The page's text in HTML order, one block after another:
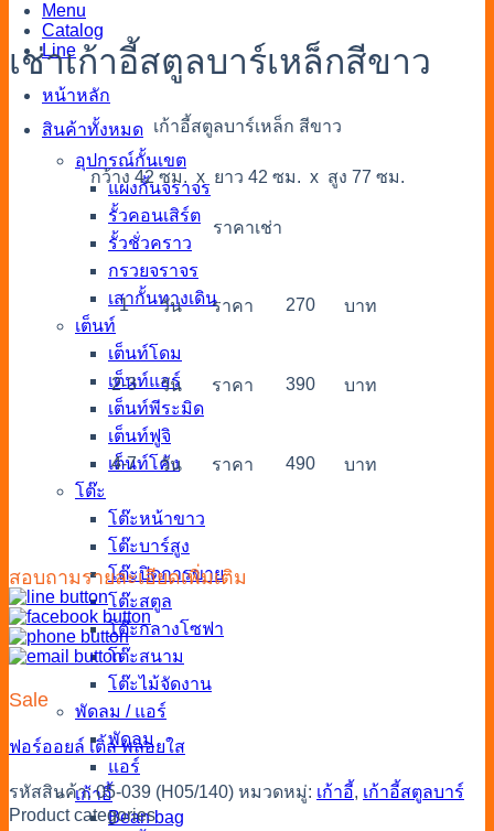
Menu
Catalog
Line
หน้าหลัก
สินค้าทั้งหมด
อุปกรณ์กั้นเขต
แผงกั้นจราจร
รั้วคอนเสิร์ต
รั้วชั่วคราว
กรวยจราจร
เสากั้นทางเดิน
เต็นท์
เต็นท์โดม
เต็นท์แอร์
เต็นท์พีระมิด
เต็นท์ฟูจิ
เต็นท์โค้ง
โต๊ะ
โต๊ะหน้าขาว
โต๊ะบาร์สูง
โต๊ะปิดการขาย
โต๊ะสตูล
โต๊ะกลางโซฟา
โต๊ะสนาม
โต๊ะไม้จัดงาน
พัดลม / แอร์
พัดลม
แอร์
เก้าอี้
Bean bag
เช่าเก้าอี้สตูลบาร์เหล็กสีขาว
เก้าอี้สตูลบาร์เหล็ก สีขาว
กว้าง 42 ซม. x ยาว 42 ซม. x สูง 77 ซม.
ราคาเช่า
1 วัน ราคา 270 บาท
2-3 วัน ราคา 390 บาท
4-7 วัน ราคา 490 บาท
สอบถามรายละเอียดเพิ่มเติม
Sale
ฟอร์ออยล์ เติ้ล พลอยใส
รหัสสินค้า:05-039 (H05/140) หมวดหมู่: เก้าอี้, เก้าอี้สตูลบาร์
Product categories